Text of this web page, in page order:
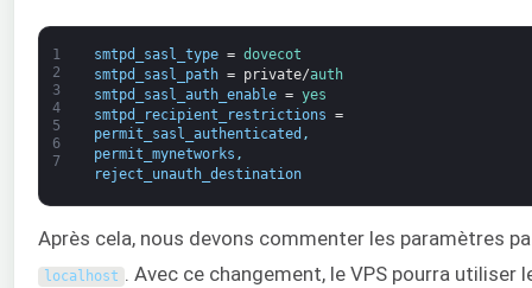
1
2
3
4
5
6
7
smtpd_sasl_type = dovecot
smtpd_sasl_path = private/auth
smtpd_sasl_auth_enable = yes
smtpd_recipient_restrictions =
permit_sasl_authenticated ,
permit_mynetworks ,
reject_unauth_destination
Après cela, nous devons commenter les paramètres
localhost . Avec ce changement, le VPS pourra utiliser